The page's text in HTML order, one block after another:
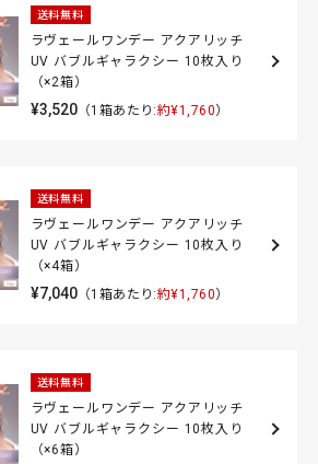
送料無料
ラヴェールワンデー アクアリッチ
UV バブルギャラクシー 10枚入り
（×2箱）
¥3,520（1箱あたり:約¥1,760）
送料無料
ラヴェールワンデー アクアリッチ
UV バブルギャラクシー 10枚入り
（×4箱）
¥7,040（1箱あたり:約¥1,760）
送料無料
ラヴェールワンデー アクアリッチ
UV バブルギャラクシー 10枚入り
（×6箱）